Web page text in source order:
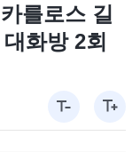
를로스 길
화방 2회